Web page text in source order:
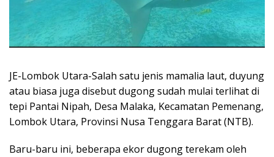
JE-Lombok Utara-Salah satu jenis mamalia laut, duyung
atau biasa juga disebut dugong sudah mulai terlihat di
tepi Pantai Nipah, Desa Malaka, Kecamatan Pemenang,
Lombok Utara, Provinsi Nusa Tenggara Barat (NTB).
Baru-baru ini, beberapa ekor dugong terekam oleh